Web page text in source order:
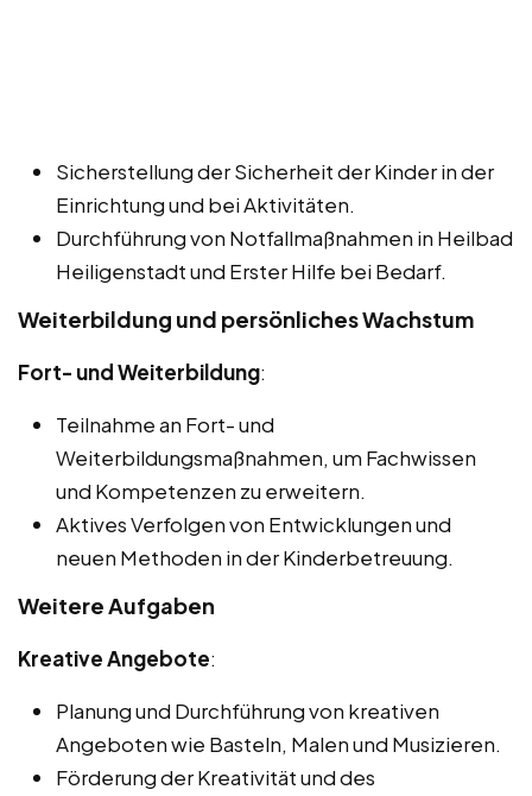
Sicherstellung der Sicherheit der Kinder in der
Einrichtung und bei Aktivitäten.
Durchführung von Notfallmaßnahmen in Heilbad
Heiligenstadt und Erster Hilfe bei Bedarf.
Weiterbildung und persönliches Wachstum
Fort- und Weiterbildung:
Teilnahme an Fort- und
Weiterbildungsmaßnahmen, um Fachwissen
und Kompetenzen zu erweitern.
Aktives Verfolgen von Entwicklungen und
neuen Methoden in der Kinderbetreuung.
Weitere Aufgaben
Kreative Angebote:
Planung und Durchführung von kreativen
Angeboten wie Basteln, Malen und Musizieren.
Förderung der Kreativität und des